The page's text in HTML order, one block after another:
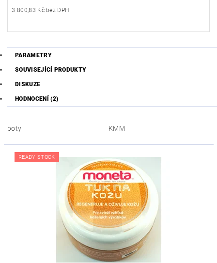
3 800,83 Kč bez DPH
PARAMETRY
SOUVISEJÍCÍ PRODUKTY
DISKUZE
HODNOCENÍ (2)
boty KMM
READY STOCK